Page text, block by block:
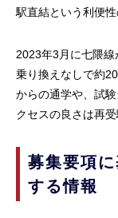
駅直結という利便性
2023年3月に七隈線
乗り換えなしで約
からの通学や、試
クセスの良さは再
募集要項
する情報